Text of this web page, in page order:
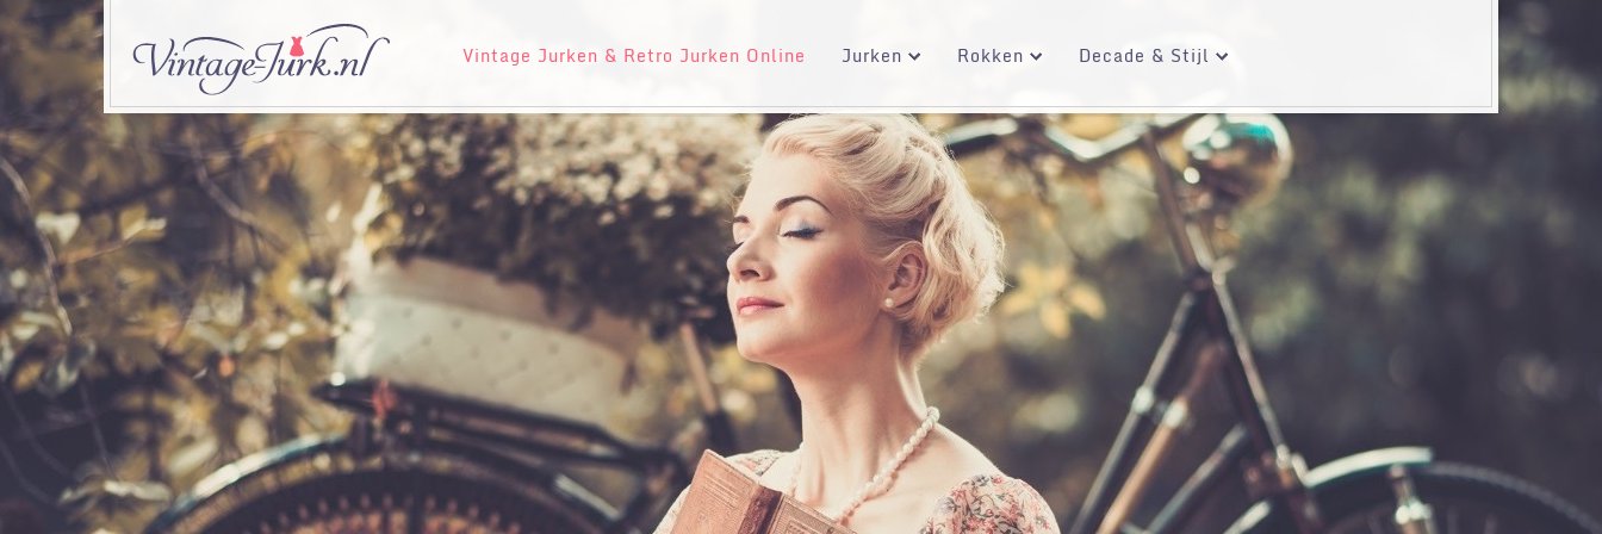
Vintage Jurken & Retro Jurken Online Jurken Rokken Decade & Stijl